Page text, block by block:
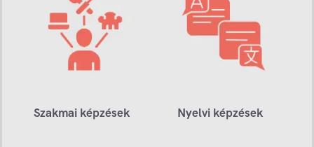
Szakmai képzések Nyelvi képzések